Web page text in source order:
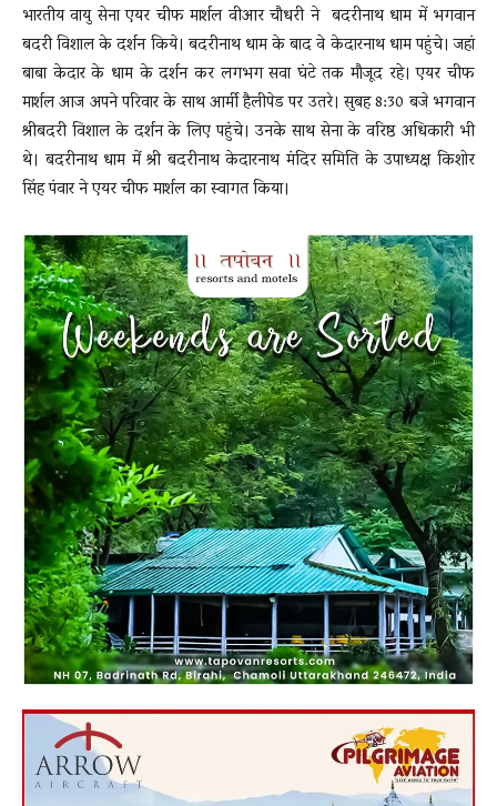
भारतीय वायु सेना एयर चीफ मार्शल वीआर चौधरी ने बदरीनाथ धाम में भगवान
बदरी विशाल के दर्शन किये। बदरीनाथ धाम के बाद वे केदारनाथ धाम पहुंचे। जहां
बाबा केदार के धाम के दर्शन कर लगभग सवा घंटे तक मौजूद रहे। एयर चीफ
मार्शल आज अपने परिवार के साथ आर्मी हैलीपेड पर उतरे। सुबह 8:30 बजे भगवान
श्रीबदरी विशाल के दर्शन के लिए पहुंचे। उनके साथ सेना के वरिष्ठ अधिकारी भी
थे। बदरीनाथ धाम में श्री बदरीनाथ केदारनाथ मंदिर समिति के उपाध्यक्ष किशोर
सिंह पंवार ने एयर चीफ मार्शल का स्वागत किया।